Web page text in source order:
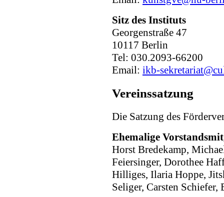
Sitz des Instituts
Georgenstraße 47
10117 Berlin
Tel: 030.2093-66200
Email: ikb-
Vereinssatzung
Die Satzung des
Ehemalige
Horst Bredekamp,
Feiersinger, Dorothee
Hilliges, Ilaria Hoppe,
Seliger, Carsten